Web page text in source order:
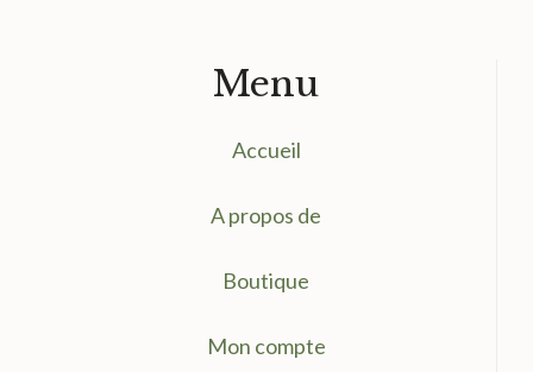
Menu
Accueil
A propos de
Boutique
Mon compte